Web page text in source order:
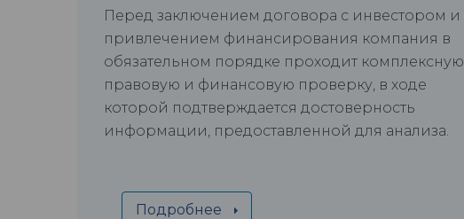
Перед заключением договора с инвестором и
привлечением финансирования компания в
обязательном порядке проходит комплексную
правовую и финансовую проверку, в ходе
которой подтверждается достоверность
информации, предоставленной для анализа.
Подробнее